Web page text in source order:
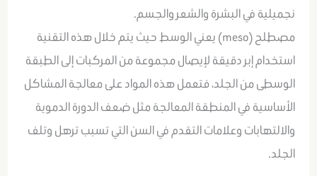
نجميلية في البشرة والشعر والجسم.
مصطلح (meso) يعني الوسط حيث يتم خلال هذه التقنية
استخدام إبر دقيقة لإيصال مجموعة من المركبات إلى الطبقة
الوسطى من الجلد، فتعمل هذه المواد على معالجة المشاكل
الأساسية في المنطقة المعالجة مثل ضعف الدورة الدموية
والالتهابات وعلامات التقدم في السن التي تسبب ترهل وتلف
الجلد.